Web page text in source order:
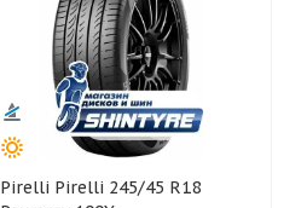
Pirelli Pirelli 245/45 R18